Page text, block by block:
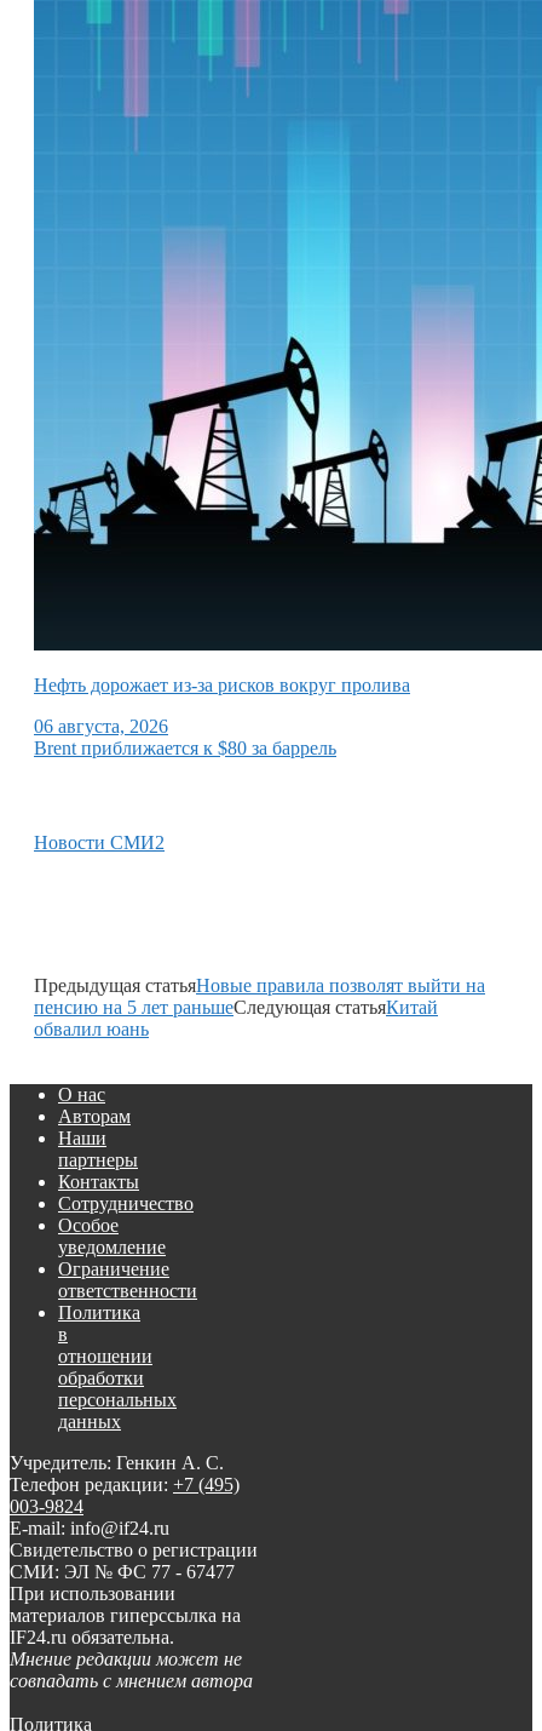
Нефть дорожает из-за рисков вокруг пролива
06 августа, 2026
Brent приближается к $80 за баррель
Новости СМИ2
Предыдущая статьяНовые правила позволят выйти на
пенсию на 5 лет раньшеСледующая статьяКитай
обвалил юань
О нас
Авторам
Наши
партнеры
Контакты
Сотрудничество
Особое
уведомление
Ограничение
ответственности
Политика
в
отношении
обработки
персональных
данных
Учредитель: Генкин А. С.
Телефон редакции: +7 (495)
003-9824
E-mail: info@if24.ru
Свидетельство о регистрации
СМИ: ЭЛ № ФС 77 - 67477
При использовании
материалов гиперссылка на
IF24.ru обязательна.
Мнение редакции может не
совпадать с мнением автора
Политика